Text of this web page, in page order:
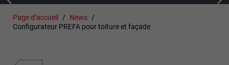
Page d’accueil
News
Configurateur PREFA pour toiture et façade